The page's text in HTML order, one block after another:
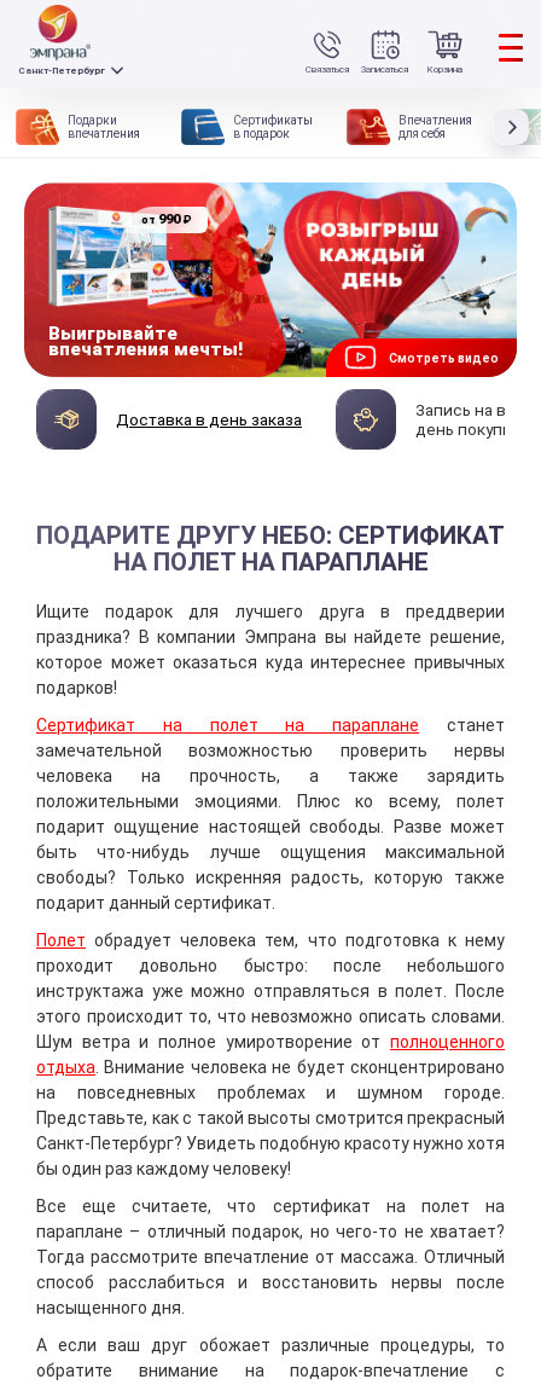
Связаться
Санкт-Петербург Записаться Корзина
Подарки
впечатления
Сертификаты
в подарок
Впечатления
для себя
Смотреть видео
от 990₽
Выигрывайте
впечатления мечты!
Доставка в день заказа
Запись на
день покупки
ПОДАРИТЕ ДРУГУ НЕБО: СЕРТИФИКАТ
НА ПОЛЕТ НА ПАРАПЛАНЕ
Ищите подарок для лучшего друга в преддверии
праздника? В компании Эмпрана вы найдете решение,
которое может оказаться куда интереснее привычных
подарков!
Сертификат на полет на параплане станет
замечательной возможностью проверить нервы
человека на прочность, а также зарядить
положительными эмоциями. Плюс ко всему, полет
подарит ощущение настоящей свободы. Разве может
быть что-нибудь лучше ощущения максимальной
свободы? Только искренняя радость, которую также
подарит данный сертификат.
Полет обрадует человека тем, что подготовка к нему
проходит довольно быстро: после небольшого
инструктажа уже можно отправляться в полет. После
этого происходит то, что невозможно описать словами.
Шум ветра и полное умиротворение от полноценного
отдыха. Внимание человека не будет сконцентрировано
на повседневных проблемах и шумном городе.
Представьте, как с такой высоты смотрится прекрасный
Санкт-Петербург? Увидеть подобную красоту нужно хотя
бы один раз каждому человеку!
Все еще считаете, что сертификат на полет на
параплане – отличный подарок, но чего-то не хватает?
Тогда рассмотрите впечатление от массажа. Отличный
способ расслабиться и восстановить нервы после
насыщенного дня.
А если ваш друг обожает различные процедуры, то
обратите внимание на подарок-впечатление с